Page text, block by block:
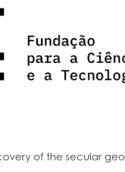
of the secular